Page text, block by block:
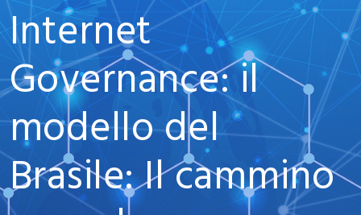
Internet
Governance: il
modello del
Brasile: Il cammino